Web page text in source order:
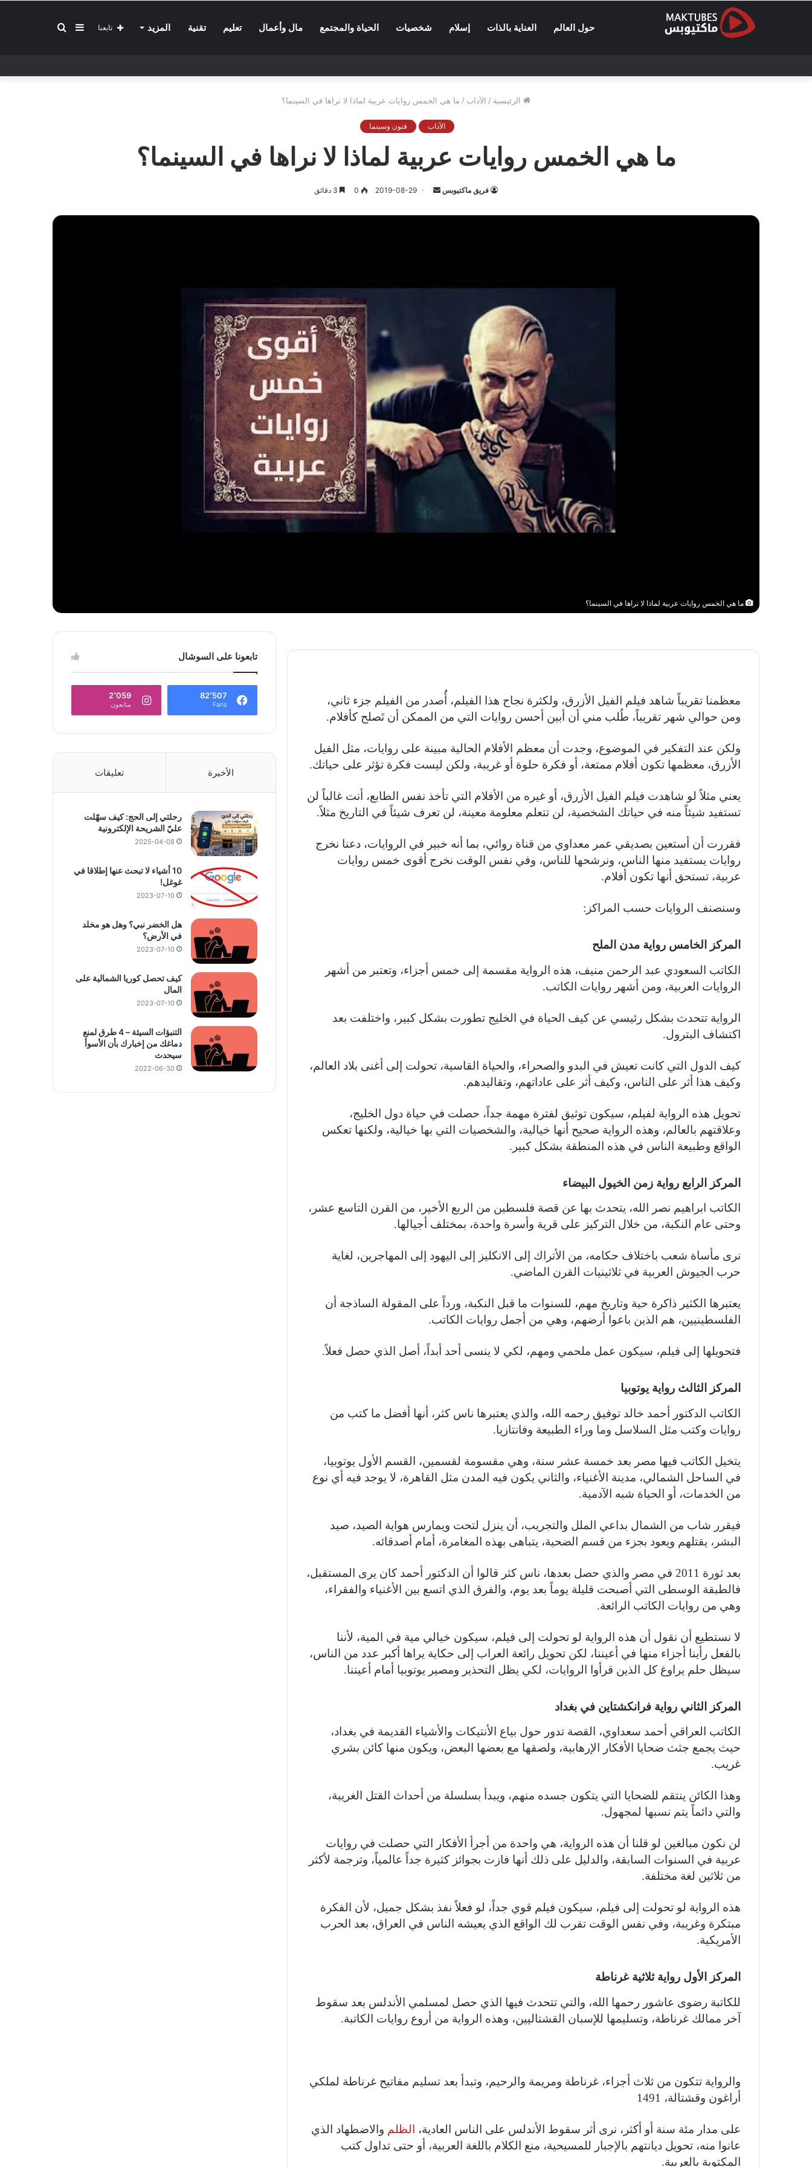
حول العالم العناية بالذات إسلام شخصيات الحياة والمجتمع مال وأعمال تعليم تقنية المزيد بحثإضافة تابعنا
الرئيسية / الآداب / ما هي الخمس روايات عربية لماذا لا نراها في السينما؟
الآداب فنون وسينما
ما هي الخمس روايات عربية لماذا لا نراها في السينما؟
فريق ماكتيوبس
أرسل 2019-08-29
0
ما هي الخمس روايات عربية لماذا لا نراها في السينما؟
معظمنا تقريباً شاهد فيلم الفيل الأزرق، ولكثرة نجاح هذا الفيلم، أُصدر من الفيلم جزء ثاني،
ومن حوالي شهر تقريباً، طُلب مني أن أبين أحسن روايات التي من الممكن أن تَصلح كأفلام.
ولكن عند التفكير في الموضوع، وجدت أن معظم الأفلام الحالية مبينة على روايات، مثل الفيل
الأزرق، معظمها تكون أفلام ممتعة، أو فكرة حلوة أو غريبة، ولكن ليست فكرة تؤثر على حياتك.
يعني مثلاً لو شاهدت فيلم الفيل الأزرق، أو غيره من الأفلام التي تأخذ نفس الطابع، أنت غالباً لن
تستفيد شيئاً منه في حياتك الشخصية، لن تتعلم معلومة معينة، لن تعرف شيئاً في التاريخ مثلاً.
فقررت أن أستعين بصديقي عمر معداوي من قناة روائي، بما أنه خبير في الروايات، دعنا نخرج
روايات يستفيد منها الناس، ونرشحها للناس، وفي نفس الوقت نخرج أقوى خمس روايات
عربية، تستحق أنها تكون أفلام.
وسنصنف الروايات حسب المراكز:
المركز الخامس رواية مدن الملح
الكاتب السعودي عبد الرحمن منيف، هذه الرواية مقسمة إلى خمس أجزاء، وتعتبر من أشهر
الروايات العربية، ومن أشهر روايات الكاتب.
الرواية تتحدث بشكل رئيسي عن كيف الحياة في الخليج تطورت بشكل كبير، واختلفت بعد
اكتشاف البترول.
كيف الدول التي كانت تعيش في البدو والصحراء، والحياة القاسية، تحولت إلى أغنى بلاد العالم،
وكيف هذا أثر على الناس، وكيف أثر على عاداتهم، وتقاليدهم.
تحويل هذه الرواية لفيلم، سيكون توثيق لفترة مهمة جداً، حصلت في حياة دول الخليج،
وعلاقتهم بالعالم، وهذه الرواية صحيح أنها خيالية، والشخصيات التي بها خيالية، ولكنها تعكس
الواقع وطبيعة الناس في هذه المنطقة بشكل كبير.
المركز الرابع رواية زمن الخيول البيضاء
الكاتب ابراهيم نصر الله، يتحدث بها عن قصة فلسطين من الربع الأخير، من القرن التاسع عشر،
وحتى عام النكبة، من خلال التركيز على قرية وأسرة واحدة، بمختلف أجيالها.
نرى مأساة شعب باختلاف حكامه، من الأتراك إلى الانكليز إلى اليهود إلى المهاجرين، لغاية
حرب الجيوش العربية في ثلاثينيات القرن الماضي.
يعتبرها الكثير ذاكرة حية وتاريخ مهم، للسنوات ما قبل النكبة، ورداً على المقولة الساذجة أن
الفلسطينيين، هم الذين باعوا أرضهم، وهي من أجمل روايات الكاتب.
فتحويلها إلى فيلم، سيكون عمل ملحمي ومهم، لكي لا ينسى أحد أبداً، أصل الذي حصل فعلاً.
المركز الثالث رواية يوتوبيا
الكاتب الدكتور أحمد خالد توفيق رحمه الله، والذي يعتبرها ناس كثر، أنها أفضل ما كتب من
روايات وكتب مثل السلاسل وما وراء الطبيعة وفانتازيا.
يتخيل الكاتب فيها مصر بعد خمسة عشر سنة، وهي مقسومة لقسمين، القسم الأول يوتوبيا،
في الساحل الشمالي، مدينة الأغنياء، والثاني يكون فيه المدن مثل القاهرة، لا يوجد فيه أي نوع
من الخدمات، أو الحياة شبه الآدمية.
فيقرر شاب من الشمال بداعي الملل والتجريب، أن ينزل لتحت ويمارس هواية الصيد، صيد
البشر، يقتلهم ويعود بجزء من قسم الضحية، يتباهى بهذه المغامرة، أمام أصدقائه.
بعد ثورة 2011 في مصر والذي حصل بعدها، ناس كثر قالوا أن الدكتور أحمد كان يرى المستقبل،
فالطبقة الوسطى التي أصبحت قليلة يوماً بعد يوم، والفرق الذي اتسع بين الأغنياء والفقراء،
وهي من روايات الكاتب الرائعة.
لا نستطيع أن نقول أن هذه الرواية لو تحولت إلى فيلم، سيكون خيالي مية في المية، لأننا
بالفعل رأينا أجزاء منها في أعيننا، لكن تحويل رائعة العراب إلى حكاية يراها أكبر عدد من الناس،
سيظل حلم يراوغ كل الذين قرأوا الروايات، لكي يظل التحذير ومصير يوتوبيا أمام أعيننا.
المركز الثاني رواية فرانكشتاين في بغداد
الكاتب العراقي أحمد سعداوي، القصة تدور حول بياع الأنتيكات والأشياء القديمة في بغداد،
حيث يجمع جثث ضحايا الأفكار الإرهابية، ولصقها مع بعضها البعض، ويكون منها كائن بشري
غريب.
وهذا الكائن ينتقم للضحايا التي يتكون جسده منهم، ويبدأ بسلسلة من أحداث القتل الغريبة،
والتي دائماً يتم نسبها لمجهول.
لن نكون مبالغين لو قلنا أن هذه الرواية، هي واحدة من أجرأ الأفكار التي حصلت في روايات
عربية في السنوات السابقة، والدليل على ذلك أنها فازت بجوائز كثيرة جداً عالمياً، وترجمة لأكثر
من ثلاثين لغة مختلفة.
هذه الرواية لو تحولت إلى فيلم، سيكون فيلم قوي جداً، لو فعلاً نفذ بشكل جميل، لأن الفكرة
مبتكرة وغريبة، وفي نفس الوقت تقرب لك الواقع الذي يعيشه الناس في العراق، بعد الحرب
الأمريكية.
المركز الأول رواية ثلاثية غرناطة
للكاتبة رضوى عاشور رحمها الله، والتي تتحدث فيها الذي حصل لمسلمي الأندلس بعد سقوط
آخر ممالك غرناطة، وتسليمها للإسبان القشتاليين، وهذه الرواية من أروع روايات الكاتبة.
والرواية تتكون من ثلاث أجزاء، غرناطة ومريمة والرحيم، وتبدأ بعد تسليم مفاتيح غرناطة لملكي
أراغون وقشتالة، 1491
على مدار مئة سنة أو أكثر، نرى أثر سقوط الأندلس على الناس العادية، الظلم والاضطهاد الذي
عانوا منه، تحويل ديانتهم بالإجبار للمسيحية، منع الكلام باللغة العربية، أو حتى تداول كتب
المكتوبة بالعربية.
تابعونا على السوشال
82٬507
Fans
2٬059
متابعون
الأخيرة تعليقات
رحلتي إلى الحج: كيف سهّلت
عليّ الشريحة الإلكترونية
2025-04-08
10 أشياء لا تبحث عنها إطلاقا في
غوغل!
2023-07-10
هل الخضر نبي؟ وهل هو مخلد
في الأرض؟
2023-07-10
كيف تحصل كوريا الشمالية على
المال
2023-07-10
التنبؤات السيئة – 4 طرق لمنع
دماغك من إخبارك بأن الأسوأ
سيحدث
2022-06-30